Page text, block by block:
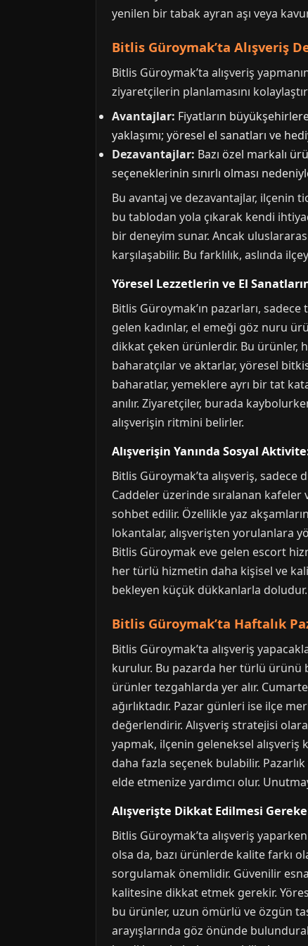
yenilen bir tabak ayran aşı veya
Bitlis Güroymak’ta Alışveriş
Bitlis Güroymak’ta alışveriş
ziyaretçilerin planlamasını
Avantajlar: Fiyatların
yaklaşımı; yöresel el sanatları ve
Dezavantajlar: Bazı özel markalı
seçeneklerinin sınırlı olması
Bu avantaj ve dezavantajlar, ilçenin
bu tablodan yola çıkarak kendi
bir deneyim sunar. Ancak
karşılaşabilir. Bu farklılık, aslında
Yöresel Lezzetlerin ve El
Bitlis Güroymak’ın pazarları,
gelen kadınlar, el emeği göz nuru
dikkat çeken ürünlerdir. Bu ürünler,
baharatçılar ve aktarlar, yöresel
baharatlar, yemeklere ayrı bir tat
anılır. Ziyaretçiler, burada
alışverişin ritmini belirler.
Alışverişin Yanında Sosyal
Bitlis Güroymak’ta alışveriş,
Caddeler üzerinde sıralanan kafeler
sohbet edilir. Özellikle yaz
lokantalar, alışverişten yorulanlara
Bitlis Güroymak eve gelen escort
her türlü hizmetin daha kişisel ve
bekleyen küçük dükkanlarla
Bitlis Güroymak’ta Haftalık
Bitlis Güroymak’ta alışveriş
kurulur. Bu pazarda her türlü ürünü
ürünler tezgahlarda yer alır.
ağırlıktadır. Pazar günleri ise ilçe
değerlendirir. Alışveriş stratejisi
yapmak, ilçenin geleneksel
daha fazla seçenek bulabilir.
elde etmenize yardımcı olur.
Alışverişte Dikkat Edilmesi
Bitlis Güroymak’ta alışveriş
olsa da, bazı ürünlerde kalite farkı
sorgulamak önemlidir. Güvenilir
kalitesine dikkat etmek gerekir.
bu ürünler, uzun ömürlü ve özgün
arayışlarında göz önünde